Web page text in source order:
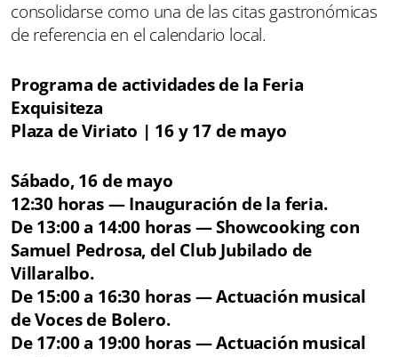
consolidarse como una de las citas gastronómicas
de referencia en el calendario local.
Programa de actividades de la Feria
Exquisiteza
Plaza de Viriato | 16 y 17 de mayo
Sábado, 16 de mayo
12:30 horas — Inauguración de la feria.
De 13:00 a 14:00 horas — Showcooking con
Samuel Pedrosa, del Club Jubilado de
Villaralbo.
De 15:00 a 16:30 horas — Actuación musical
de Voces de Bolero.
De 17:00 a 19:00 horas — Actuación musical